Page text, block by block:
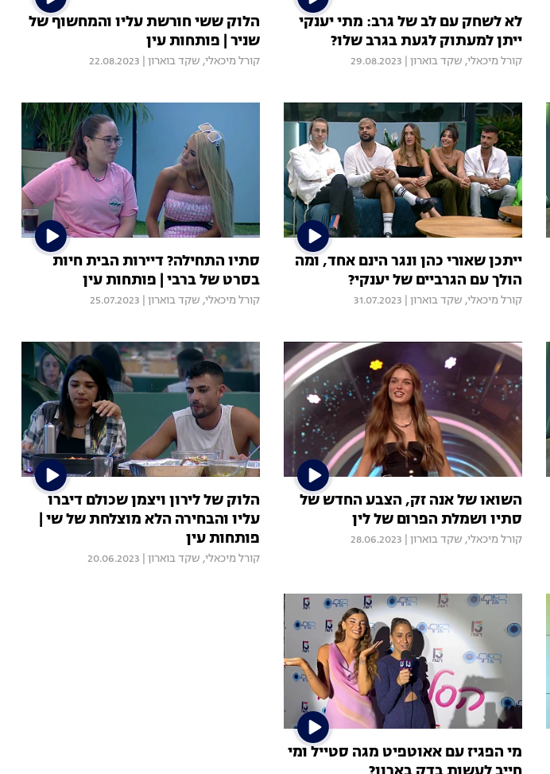
לא לשחק עם לב של גרב: מתי יענקי
ייתן למעתוק לגעת בגרב שלו?
קורל מיכאלי, שקד בוארון 29.08.2023
הלוק ששי חורשת עליו והמחשוף של
שניר | פותחות עין
קורל מיכאלי, שקד בוארון 22.08.2023
ייתכן שאורי כהן ונגר הינם אחד, ומה
הולך עם הגרביים של יענקי?
קורל מיכאלי, שקד בוארון 31.07.2023
סתיו התחילה? דיירות הבית חיות
בסרט של ברבי | פותחות עין
קורל מיכאלי, שקד בוארון 25.07.2023
השואו של אנה זק, הצבע החדש של
סתיו ושמלת הפרום של לין
קורל מיכאלי, שקד בוארון 28.06.2023
הלוק של לירון ויצמן שכולם דיברו
עליו והבחירה הלא מוצלחת של שי |
פותחות עין
קורל מיכאלי, שקד בוארון 20.06.2023
מי הפגיז עם אאוטפיט מגה סטייל ומי